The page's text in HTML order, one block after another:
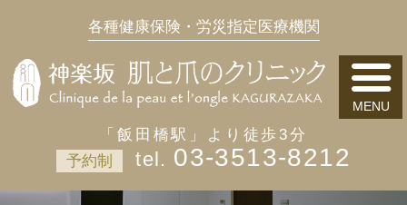
各種健康保険・労災指定医療機関
「飯田橋駅」より徒歩3分
予約制
03-3513-8212